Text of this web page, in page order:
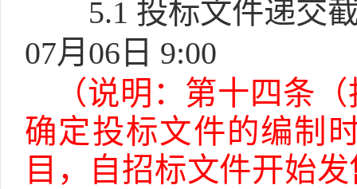
5.1 投标文件递交
07月06日 9:00
（说明：第十四条
确定投标文件的编制
目，自招标文件开始